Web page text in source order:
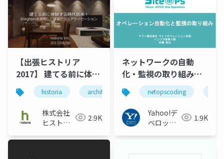
【出張ヒストリア
2017】 建てる前に体験
する時代到来！
Enlightenを使用した
建築ビジュアライゼー
ション
historia architecture ue4 unreal engine
株式会社
ヒストリ
2.9K
ネットワークの自動
化・監視の取り組みに
ついて #netopscoding
#npstudy
netopscoding
Yahoo!デ
ベロッパ
1.9K